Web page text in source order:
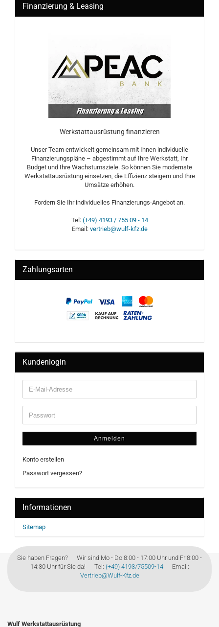
Finanzierung & Leasing
Werkstattausrüstung finanzieren
Unser Team entwickelt gemeinsam mit Ihnen individuelle
Finanzierungspläne – abgestimmt auf Ihre Werkstatt, Ihr
Budget und Ihre Wachstumsziele. So können Sie modernste
Werkstattausrüstung einsetzen, die Effizienz steigern und Ihre
Umsätze erhöhen.
Fordern Sie Ihr individuelles Finanzierungs-Angebot an.
Tel: (+49) 4193 / 755 09 - 14
Email: vertrieb@wulf-kfz.de
Zahlungsarten
Kundenlogin
Anmelden
Konto erstellen
Passwort vergessen?
Informationen
Sitemap
Sie haben Fragen? Wir sind Mo - Do 8:00 - 17:00 Uhr und Fr 8:00 -
14:30 Uhr für Sie da! Tel: (+49) 4193/75509-14Email:
Vertrieb@Wulf-Kfz.de
Wulf Werkstattausrüstung